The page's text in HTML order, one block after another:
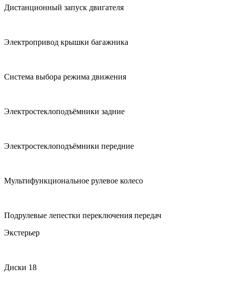
Дистанционный запуск двигателя
Электропривод крышки багажника
Система выбора режима движения
Электростеклоподъёмники задние
Электростеклоподъёмники передние
Мультифункциональное рулевое колесо
Подрулевые лепестки переключения передач
Экстерьер
Диски 18